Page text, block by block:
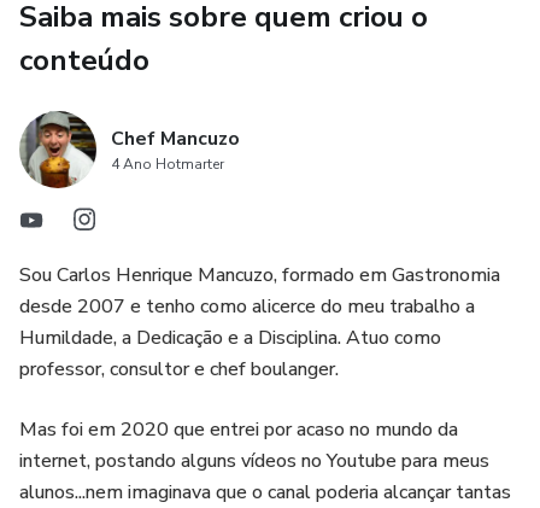
Saiba mais sobre quem criou o
conteúdo
Chef Mancuzo
4 Ano Hotmarter
Sou Carlos Henrique Mancuzo, formado em Gastronomia
desde 2007 e tenho como alicerce do meu trabalho a
Humildade, a Dedicação e a Disciplina. Atuo como
professor, consultor e chef boulanger.
Mas foi em 2020 que entrei por acaso no mundo da
internet, postando alguns vídeos no Youtube para meus
alunos...nem imaginava que o canal poderia alcançar tantas